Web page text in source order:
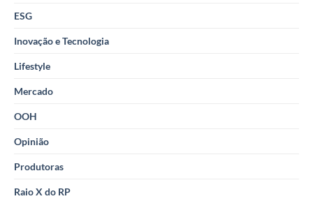
ESG
Inovação e Tecnologia
Lifestyle
Mercado
OOH
Opinião
Produtoras
Raio X do RP